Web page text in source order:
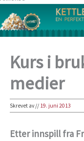
Kurs i
medier
Skrevet av// 19. juni 2013
Etter innspill fra